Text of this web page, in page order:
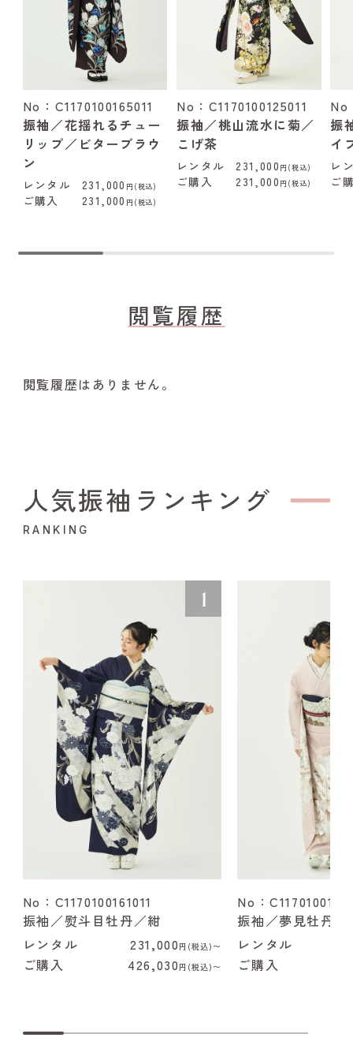
No：C1170100165011
振袖／花揺れるチュー
リップ／ビターブラウ
ン
レンタル 231,000 円(税込)
ご購入 231,000 円(税込)
No：C1170100125011
振袖／桃山流水に菊／
こげ茶
レンタル 231,000 円(税込)
ご購入 231,000 円(税込)
No
振
イ
レ
ご
閲覧履歴
閲覧履歴はありません。
人気振袖ランキング
RANKING
No：C1170100161011
振袖／熨斗目牡丹／紺
レンタル
231,000 円(税込)〜
ご購入 426,030 円(税込)〜
No：
振袖／夢見牡丹／
レンタル
ご購入